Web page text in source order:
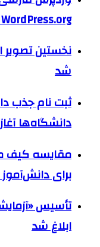
WordPress.org فارسی
نخستین تصویر
شد
ثبت نام جذب
دانشگاه‌ها آغاز شد؛ ۲
مقایسه کیف
برای
تأسیس
ابلاغ شد